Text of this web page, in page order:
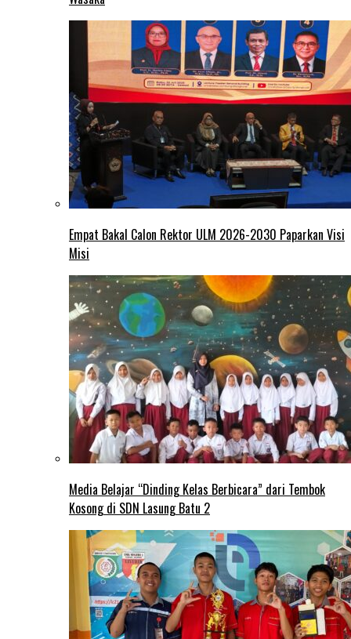
Empat Bakal Calon Rektor ULM 2026-2030 Paparkan Visi
Misi
Media Belajar “Dinding Kelas Berbicara” dari Tembok
Kosong di SDN Lasung Batu 2